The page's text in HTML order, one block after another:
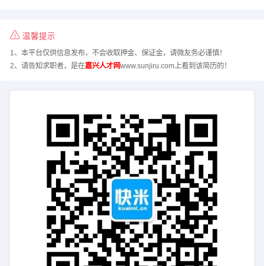
温馨提示
1、本平台仅供信息发布，不会收取押金、保证金，请微友务必谨慎！
2、请告知求职者，是在嘉兴人才网www.sunjiru.com上看到该简历的！